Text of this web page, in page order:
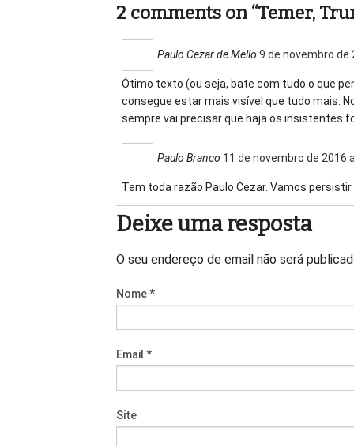
2 comments on “Temer,
Paulo Cezar de Mello 9 de novembro de
Ótimo texto (ou seja, bate com tudo o que
consegue estar mais visível que tudo mais.
sempre vai precisar que haja os insistentes
Paulo Branco 11 de novembro de 2016
Tem toda razão Paulo Cezar. Vamos persistir.
Deixe uma resposta
O seu endereço de email não será
Nome*
Email *
Site